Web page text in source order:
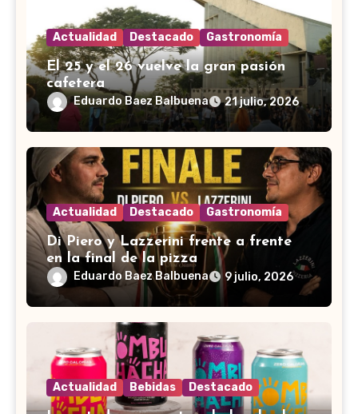
Actualidad Destacado Gastronomía
El 25 y el 26 vuelve la gran pasión
cafetera
Eduardo Baez Balbuena 21 julio, 2026
Actualidad Destacado Gastronomía
Di Piero y Lazzerini frente a frente
en la final de la pizza
Eduardo Baez Balbuena 9 julio, 2026
Actualidad Bebidas Destacado